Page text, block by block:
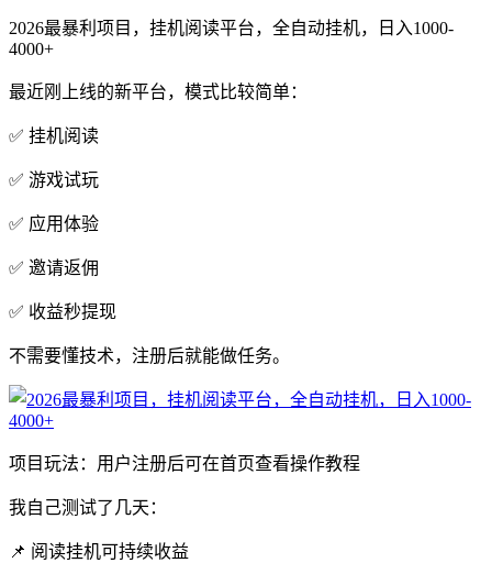
2026最暴利项目，挂机阅读平台，全自动挂机，日入1000-
4000+
最近刚上线的新平台，模式比较简单：
✅ 挂机阅读
✅ 游戏试玩
✅ 应用体验
✅ 邀请返佣
✅ 收益秒提现
不需要懂技术，注册后就能做任务。
项目玩法：用户注册后可在首页查看操作教程
我自己测试了几天：
📌 阅读挂机可持续收益